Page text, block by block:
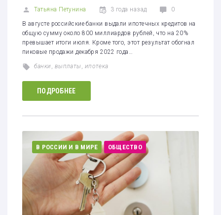
Татьяна Петунина 3 года назад 0
В августе российские банки выдали ипотечных кредитов на
общую сумму около 800 миллиардов рублей, что на 20%
превышает итоги июля. Кроме того, этот результат обогнал
пиковые продажи декабря 2022 года…
банки , выплаты , ипотека
ПОДРОБНЕЕ
В РОССИИ И В МИРЕ ОБЩЕСТВО